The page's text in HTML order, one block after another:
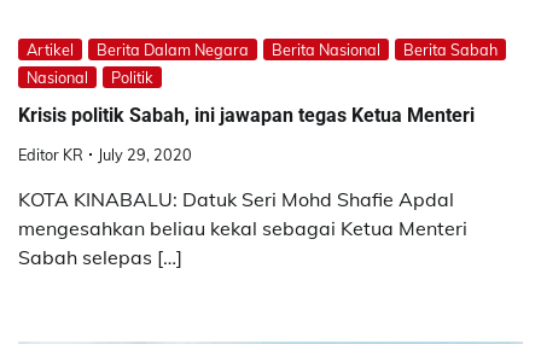
Artikel Berita Dalam Negara Berita Nasional
Berita Sabah
Nasional
Politik
Krisis politik Sabah, ini jawapan tegas Ketua Menteri
Editor KR July 29, 2020
KOTA KINABALU: Datuk Seri Mohd Shafie Apdal
mengesahkan beliau kekal sebagai Ketua Menteri
Sabah selepas […]